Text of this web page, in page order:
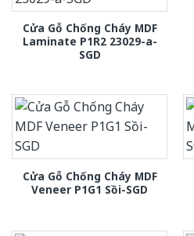
Cửa Gỗ Chống Cháy MDF
Laminate P1R2 23029-a-
SGD
Cửa Gỗ Chống Cháy MDF
Veneer P1G1 Sồi-SGD